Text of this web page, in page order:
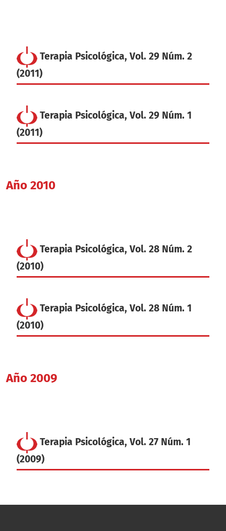
Terapia Psicológica, Vol. 29 Núm. 2
(2011)
Terapia Psicológica, Vol. 29 Núm. 1
(2011)
Año 2010
Terapia Psicológica, Vol. 28 Núm. 2
(2010)
Terapia Psicológica, Vol. 28 Núm. 1
(2010)
Año 2009
Terapia Psicológica, Vol. 27 Núm. 1
(2009)